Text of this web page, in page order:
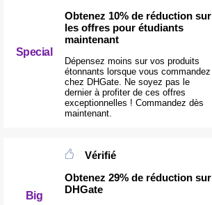
Special
Obtenez 10% de réduction sur
les offres pour étudiants
maintenant
Dépensez moins sur vos produits
étonnants lorsque vous commandez
chez DHGate. Ne soyez pas le
dernier à profiter de ces offres
exceptionnelles ! Commandez dès
maintenant.
Big
Vérifié
Obtenez 29% de réduction sur
DHGate